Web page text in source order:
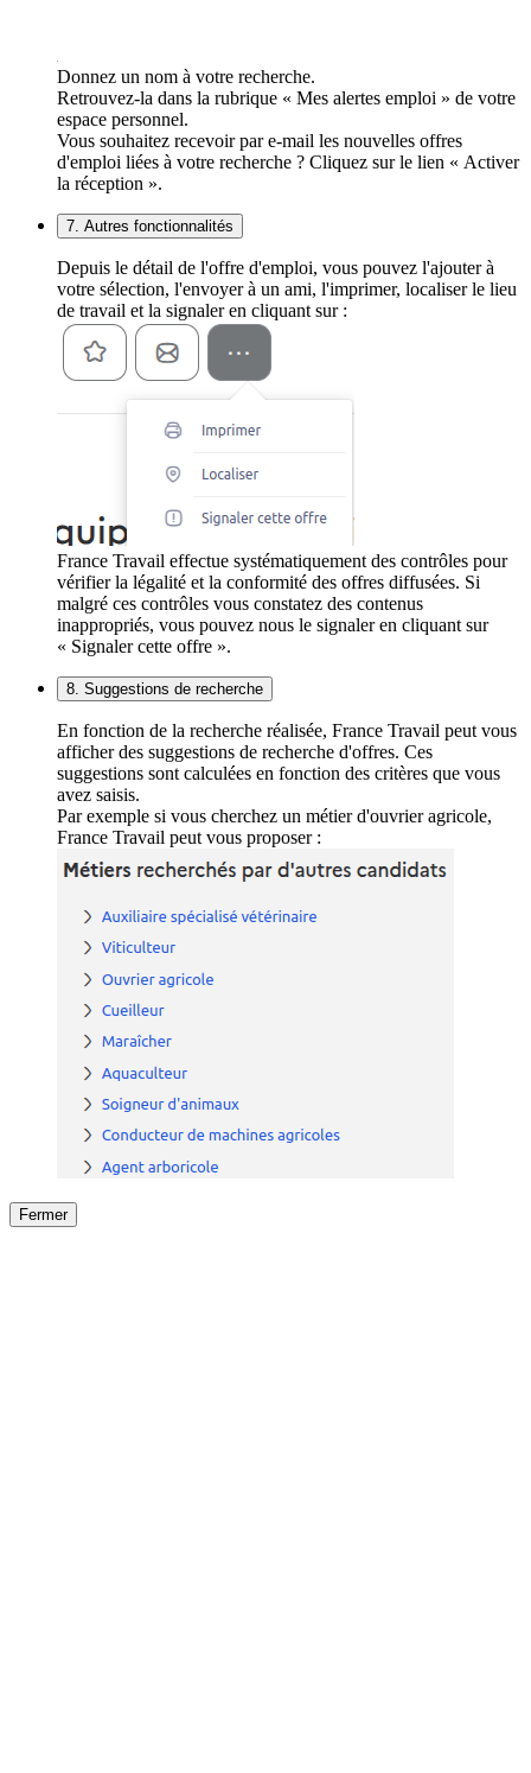
Donnez un nom à votre recherche.
Retrouvez-la dans la rubrique « Mes alertes emploi » de votre
espace personnel.
Vous souhaitez recevoir par e-mail les nouvelles offres
d'emploi liées à votre recherche ? Cliquez sur le lien « Activer
la réception ».
7. Autres fonctionnalités
Depuis le détail de l'offre d'emploi, vous pouvez l'ajouter à
votre sélection, l'envoyer à un ami, l'imprimer, localiser le lieu
de travail et la signaler en cliquant sur :
France Travail effectue systématiquement des contrôles pour
vérifier la légalité et la conformité des offres diffusées. Si
malgré ces contrôles vous constatez des contenus
inappropriés, vous pouvez nous le signaler en cliquant sur
« Signaler cette offre ».
8. Suggestions de recherche
En fonction de la recherche réalisée, France Travail peut vous
afficher des suggestions de recherche d'offres. Ces
suggestions sont calculées en fonction des critères que vous
avez saisis.
Par exemple si vous cherchez un métier d'ouvrier agricole,
France Travail peut vous proposer :
Fermer